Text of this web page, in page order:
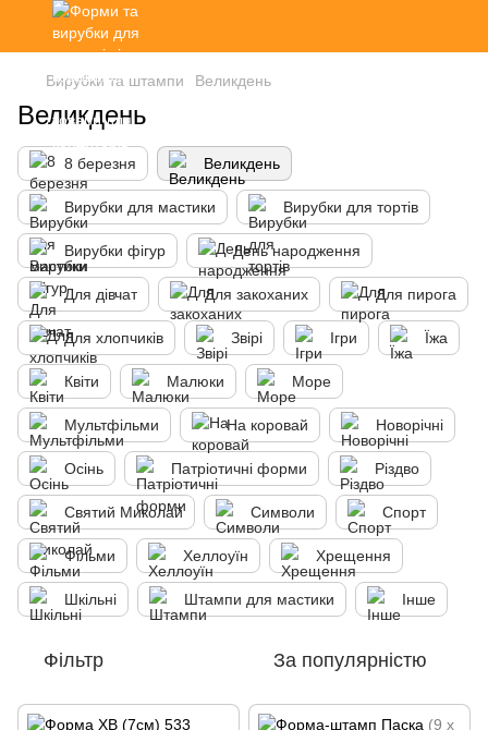
Вирубки та штампи Великдень
Великдень
8 березня Великдень
Вирубки для мастики Вирубки для тортів
Вирубки фігур День народження
Для дівчат Для закоханих Для пирога
Для хлопчиків Звірі Ігри Їжа
Квіти Малюки Море
Мультфільми На коровай Новорічні
Осінь Патріотичні форми Різдво
Святий Миколай Символи Спорт
Фільми Хеллоуїн Хрещення
Шкільні Штампи для мастики Інше
Фільтр За популярністю